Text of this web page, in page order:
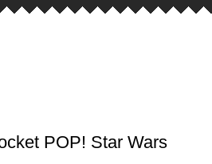
iCases
POP! Star Wars